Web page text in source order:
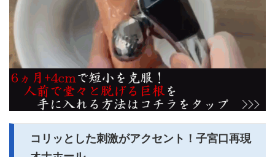
コリッとした刺激がアクセント！子宮口再現